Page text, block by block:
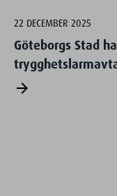
22 DECEMBER 2025
Göteborgs Stad
arrow_forward